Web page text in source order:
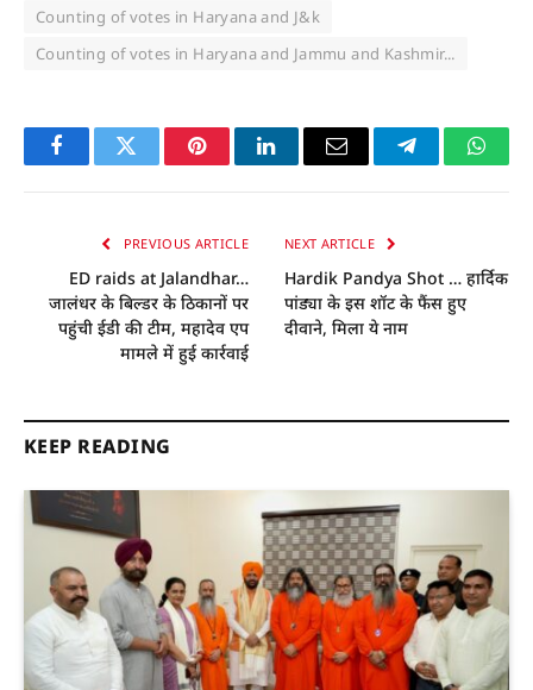
Counting of votes in Haryana and J&k
Counting of votes in Haryana and Jammu and Kashmir...
FacebookTwitter PinterestLinkedInEmail Telegram
PREVIOUS ARTICLE
ED raids at Jalandhar…
जालंधर के बिल्डर के ठिकानों पर
पहुंची ईडी की टीम, महादेव एप
मामले में हुई कार्रवाई
NEXT ARTICLE
Hardik Pandya Shot … हार्दिक
पांड्या के इस शॉट के फैंस हुए
दीवाने, मिला ये नाम
KEEP READING